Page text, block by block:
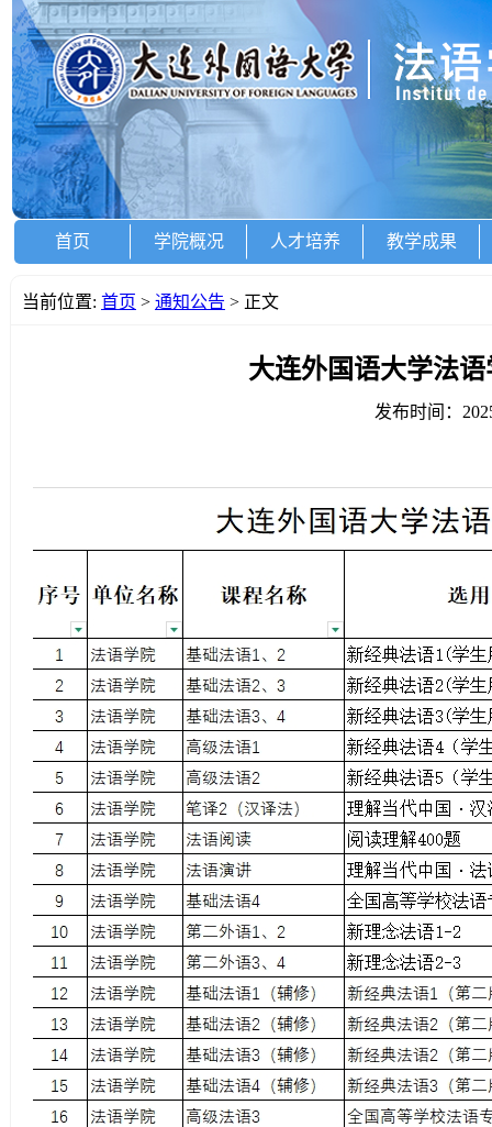
首页 学院概况 人才培养 教学成果
当前位置: 首页 > 通知公告 > 正文
大连外国语大学法
发布时间：